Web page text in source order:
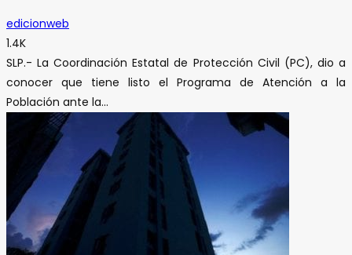
edicionweb
1.4K
SLP.- La Coordinación Estatal de Protección Civil (PC), dio a
conocer que tiene listo el Programa de Atención a la
Población ante la...